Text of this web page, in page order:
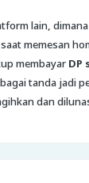
lain,
memesan
membayar DP
tanda jadi
dan